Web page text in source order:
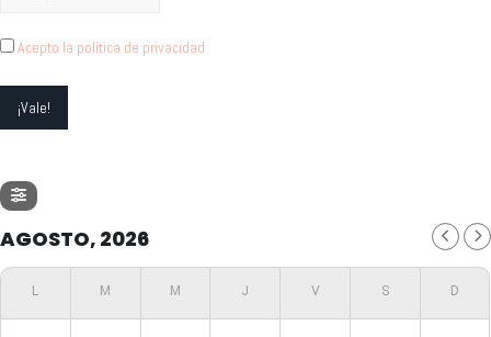
Acepto la política de privacidad
AGOSTO, 2026